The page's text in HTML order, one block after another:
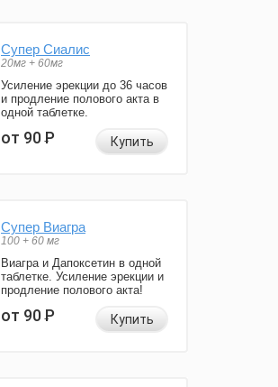
Супер Сиалис
20мг + 60мг
Усиление эрекции до 36 часов
и продление полового акта в
одной таблетке.
от 90Р Купить
Супер Виагра
100 + 60 мг
Виагра и Дапоксетин в одной
таблетке. Усиление эрекции и
продление полового акта!
от 90Р Купить